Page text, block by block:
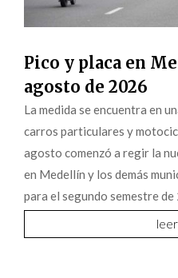
Pico y placa en
agosto de 2026
La medida se encuentra en
carros particulares y
agosto comenzó a regir la
en Medellín y los demás
para el segundo semestre de